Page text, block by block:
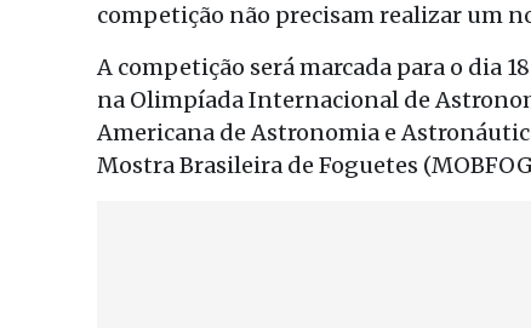
competição não precisam realizar um
A competição será marcada para o dia
na Olimpíada Internacional de
Americana de Astronomia e
Mostra Brasileira de Foguetes